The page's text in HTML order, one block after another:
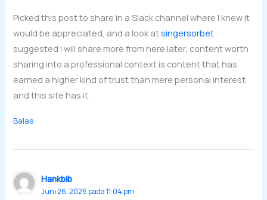
Picked this post to share in a Slack channel where I knew it
would be appreciated, and a look atsingersorbet
suggested I will share more from here later, content worth
sharing into a professional context is content that has
earned a higher kind of trust than mere personal interest
and this site has it.
Balas
Hankbib
Juni 26, 2026 pada 11:04 pm